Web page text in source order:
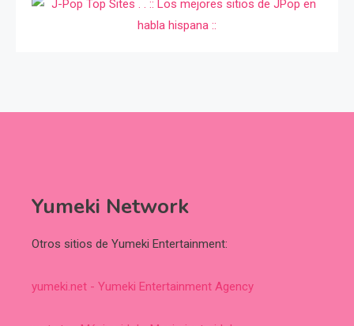
Yumeki Network
Otros sitios de Yumeki Entertainment:
yumeki.net - Yumeki Entertainment Agency